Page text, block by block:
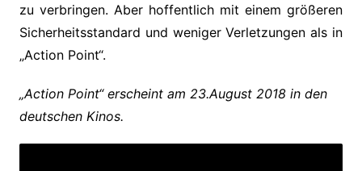
zu verbringen. Aber hoffentlich mit einem größeren
Sicherheitsstandard und weniger Verletzungen als in
„Action Point“.
„Action Point“ erscheint am 23.August 2018 in den
deutschen Kinos.